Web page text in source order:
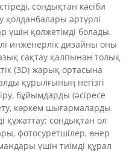
сондықтан кәсіби
қолданбалары әртүрлі
үшін қолжетімді болады.
инженерлік дизайны оны
сақтау қалпынан толық
(3D) жарық ортасына
құрылғының негізгі
бұйымдарды (әсіресе
көркем шығармаларды
құжаттау; сондықтан ол
фотосуретшілер, өнер
үшін тиімді құрал